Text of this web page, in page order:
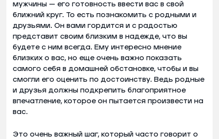
мужчины — его готовность ввести вас в свой
ближний круг. То есть познакомить с родными и
друзьями. Он вами гордится и с радостью
представит своим близким в надежде, что вы
будете с ним всегда. Ему интересно мнение
близких о вас, но еще очень важно показать
самого себя в домашней обстановке, чтобы и вы
смогли его оценить по достоинству. Ведь родные
и друзья должны подкрепить благоприятное
впечатление, которое он пытается произвести на
вас.
Это очень важный шаг, который часто говорит о